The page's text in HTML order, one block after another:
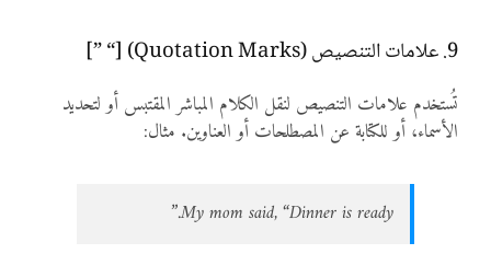
9. علامات التنصيص (Quotation Marks) [“ ”]
تُستخدم علامات التنصيص لنقل الكلام المباشر المقتبس أو لتحديد
الأسماء، أو للكتابة عن المصطلحات أو العناوين. مثال:
My mom said, “Dinner is ready.”